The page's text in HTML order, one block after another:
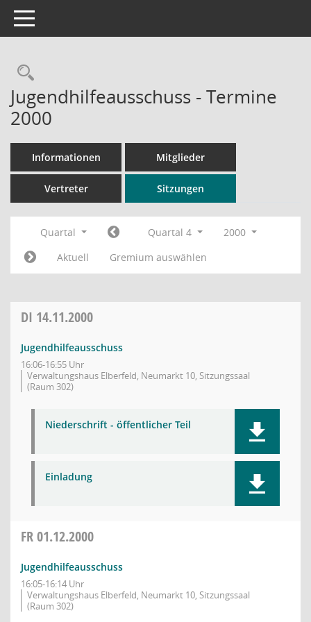
Toggle navigation
Rechercheauswahl
Jugendhilfeausschuss - Termine
2000
Informationen Mitglieder
Vertreter Sitzungen
Quartal Quartal 4
2000
Aktuell
Gremium auswählen
DI 14.11.2000
Jugendhilfeausschuss
16:06-16:55 Uhr
Verwaltungshaus Elberfeld, Neumarkt 10, Sitzungssaal
(Raum 302)
Niederschrift - öffentlicher Teil
Einladung
FR01.12.2000
Jugendhilfeausschuss
16:05-16:14 Uhr
Verwaltungshaus Elberfeld, Neumarkt 10, Sitzungssaal
(Raum 302)